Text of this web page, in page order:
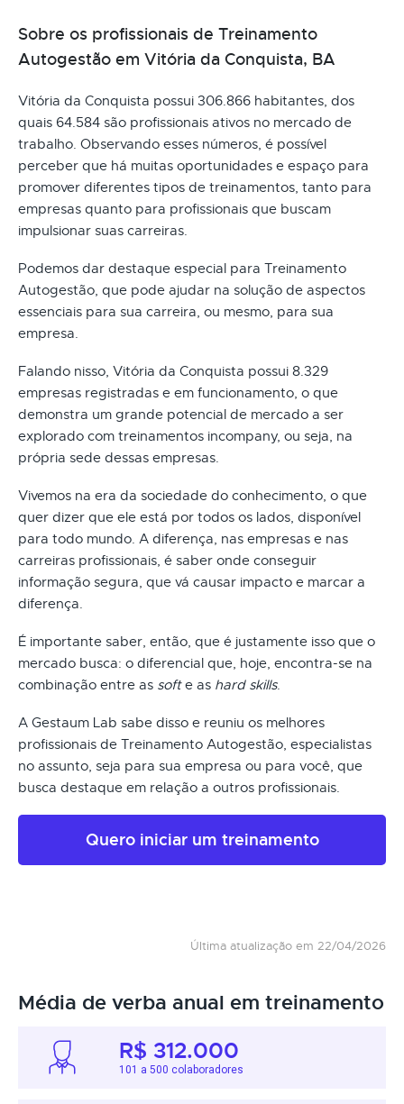
Sobre os profissionais de Treinamento
Autogestão em Vitória da Conquista, BA
Vitória da Conquista possui 306.866 habitantes, dos
quais 64.584 são profissionais ativos no mercado de
trabalho. Observando esses números, é possível
perceber que há muitas oportunidades e espaço para
promover diferentes tipos de treinamentos, tanto para
empresas quanto para profissionais que buscam
impulsionar suas carreiras.
Podemos dar destaque especial para Treinamento
Autogestão, que pode ajudar na solução de aspectos
essenciais para sua carreira, ou mesmo, para sua
empresa.
Falando nisso, Vitória da Conquista possui 8.329
empresas registradas e em funcionamento, o que
demonstra um grande potencial de mercado a ser
explorado com treinamentos incompany, ou seja, na
própria sede dessas empresas.
Vivemos na era da sociedade do conhecimento, o que
quer dizer que ele está por todos os lados, disponível
para todo mundo. A diferença, nas empresas e nas
carreiras profissionais, é saber onde conseguir
informação segura, que vá causar impacto e marcar a
diferença.
É importante saber, então, que é justamente isso que o
mercado busca: o diferencial que, hoje, encontra-se na
combinação entre as softe as hard skills.
A Gestaum Lab sabe disso e reuniu os melhores
profissionais de Treinamento Autogestão, especialistas
no assunto, seja para sua empresa ou para você, que
busca destaque em relação a outros profissionais.
Quero iniciar um treinamento
Última atualização em 22/04/2026
Média de verba anual em treinamento
R$ 312.000
101 a 500 colaboradores